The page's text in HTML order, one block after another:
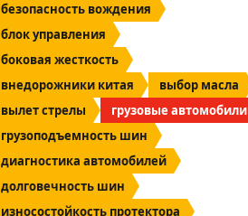
безопасность вождения
блок управления
боковая жесткость
внедорожники китая
выбор масла
вылет стрелы
грузовые автомобили
грузоподъемность шин
диагностика автомобилей
долговечность шин
износостойкость протектора